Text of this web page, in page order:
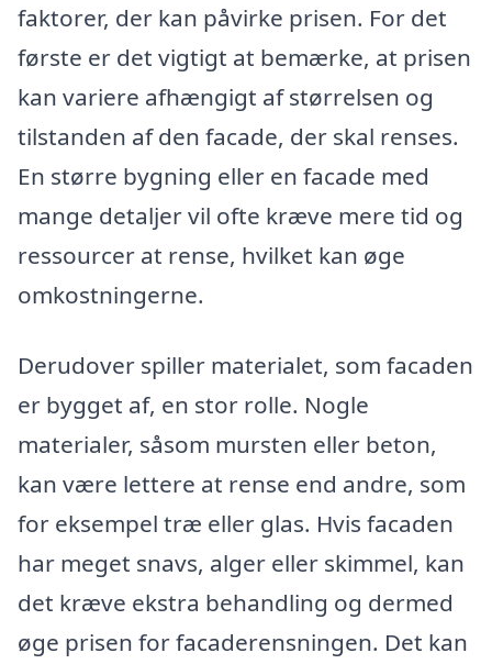
faktorer, der kan påvirke prisen. For det
første er det vigtigt at bemærke, at prisen
kan variere afhængigt af størrelsen og
tilstanden af den facade, der skal renses.
En større bygning eller en facade med
mange detaljer vil ofte kræve mere tid og
ressourcer at rense, hvilket kan øge
omkostningerne.
Derudover spiller materialet, som facaden
er bygget af, en stor rolle. Nogle
materialer, såsom mursten eller beton,
kan være lettere at rense end andre, som
for eksempel træ eller glas. Hvis facaden
har meget snavs, alger eller skimmel, kan
det kræve ekstra behandling og dermed
øge prisen for facaderensningen. Det kan